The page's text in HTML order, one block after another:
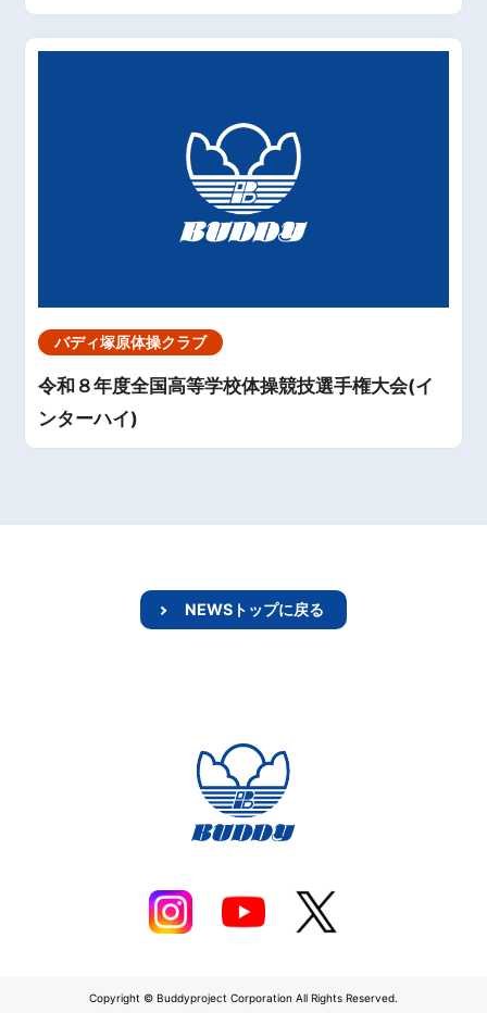
バディ塚原体操クラブ
令和８年度全国高等学校体操競技選手権大会(イ
ンターハイ)
NEWSトップに戻る
Copyright © Buddyproject Corporation All Rights Reserved.